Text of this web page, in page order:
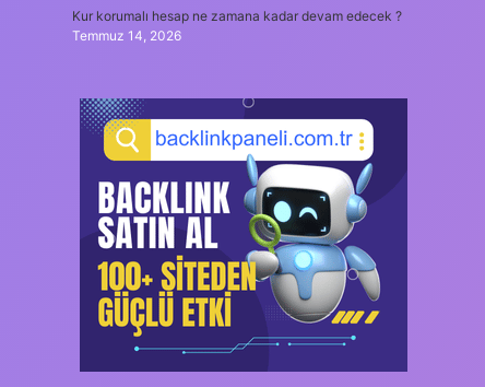
Kur korumalı hesap ne zamana kadar devam edecek ?
Temmuz 14, 2026